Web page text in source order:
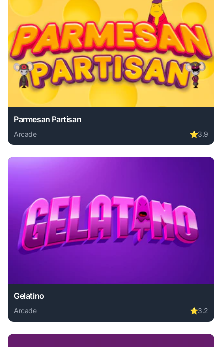
Parmesan Partisan
Arcade ⭐3.9
Play Parmesan Partisan online free. arcade game, no
Gelatino
Arcade ⭐3.2
Play Gelatino online free. arcade game, no download